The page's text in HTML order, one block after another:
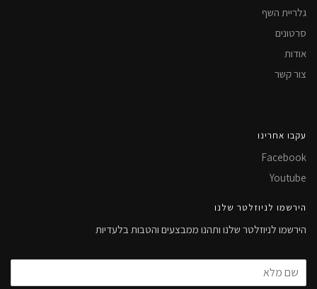
גלריית השף
סרטונים
אודות
צור קשר
עקבו אחרינו
Facebook
Youtube
הירשמו לניוזלטר שלנו
הירשמו לניוזלטר שלנו ותהנו ממבצעים והטבות בלעדיות